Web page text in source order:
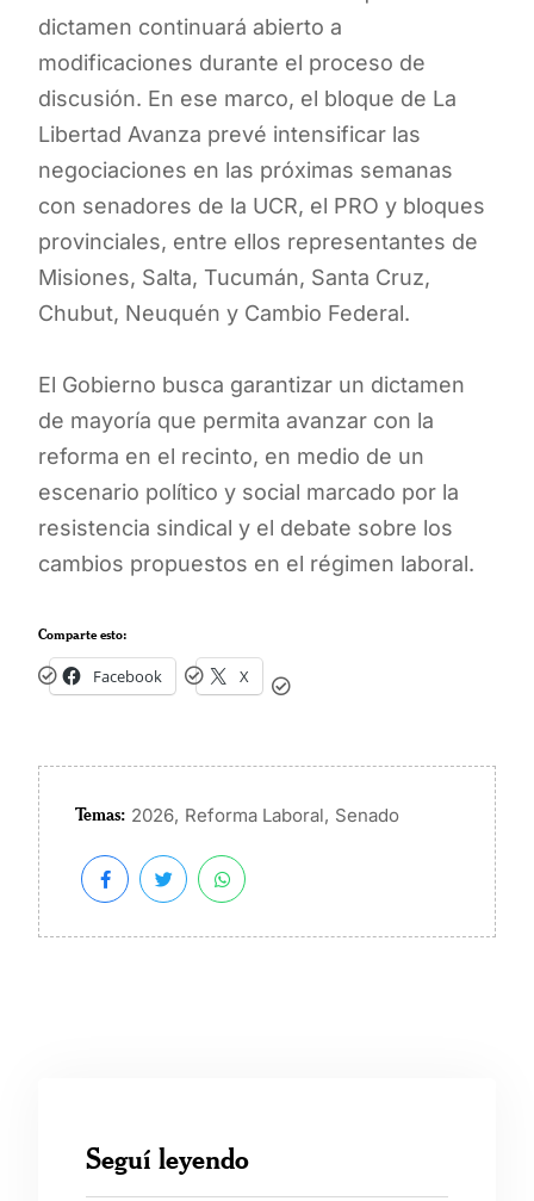
dictamen continuará abierto a
modificaciones durante el proceso de
discusión. En ese marco, el bloque de La
Libertad Avanza prevé intensificar las
negociaciones en las próximas semanas
con senadores de la UCR, el PRO y bloques
provinciales, entre ellos representantes de
Misiones, Salta, Tucumán, Santa Cruz,
Chubut, Neuquén y Cambio Federal.
El Gobierno busca garantizar un dictamen
de mayoría que permita avanzar con la
reforma en el recinto, en medio de un
escenario político y social marcado por la
resistencia sindical y el debate sobre los
cambios propuestos en el régimen laboral.
Comparte esto:
Facebook X
Temas: 2026, Reforma Laboral, Senado
Seguí leyendo